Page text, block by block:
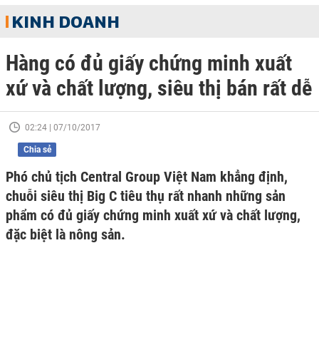
KINH DOANH
Hàng có đủ giấy chứng minh xuất
xứ và chất lượng, siêu thị bán rất dễ
02:24 | 07/10/2017
Chia sẻ
Phó chủ tịch Central Group Việt Nam khẳng định,
chuỗi siêu thị Big C tiêu thụ rất nhanh những sản
phẩm có đủ giấy chứng minh xuất xứ và chất lượng,
đặc biệt là nông sản.